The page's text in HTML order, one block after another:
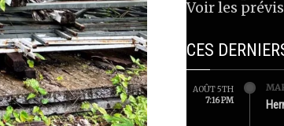
Voir les
CES
AOÛT 5TH
7:16 PM